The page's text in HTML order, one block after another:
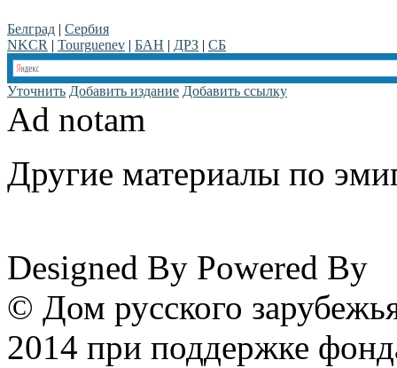
Белград | Сербия
NKCR | Tourguenev | БАН | ДРЗ | СБ
Уточнить Добавить издание Добавить ссылку
Ad notam
Другие материалы по
Designed By Powered By
© Дом русского
2014 при поддержке